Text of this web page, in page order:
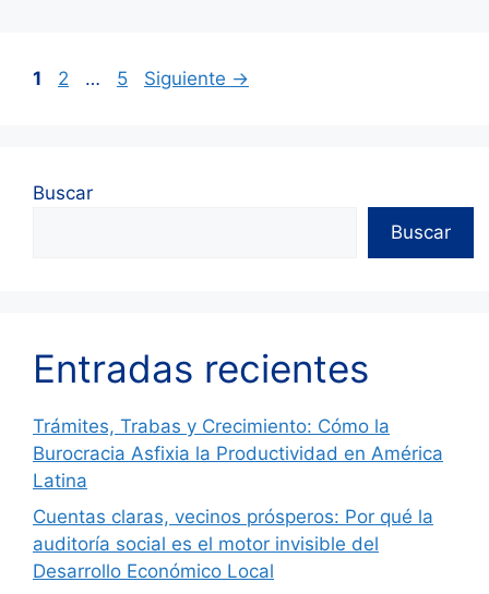
Página
1 Página
2 … Página
5 Siguiente →
Buscar
Buscar
Entradas recientes
Trámites, Trabas y Crecimiento: Cómo la
Burocracia Asfixia la Productividad en América
Latina
Cuentas claras, vecinos prósperos: Por qué la
auditoría social es el motor invisible del
Desarrollo Económico Local